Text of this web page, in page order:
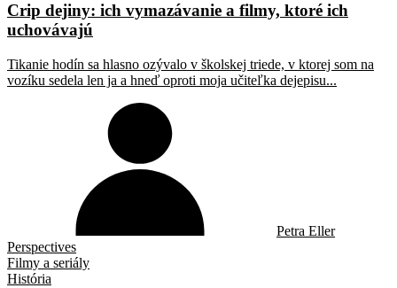
Crip dejiny: ich vymazávanie a filmy, ktoré ich
uchovávajú
Tikanie hodín sa hlasno ozývalo v školskej triede, v ktorej som na
vozíku sedela len ja a hneď oproti moja učiteľka dejepisu...
Petra Eller
Perspectives
Filmy a seriály
História